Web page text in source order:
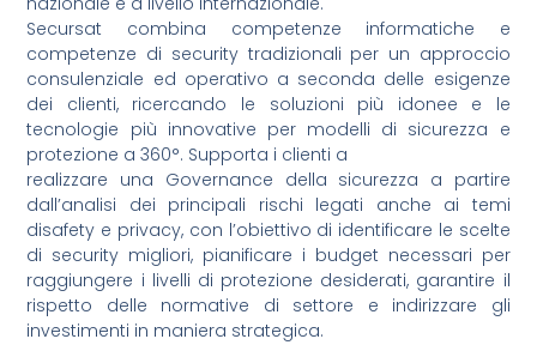
Secursat combina competenze informatiche e
competenze di security tradizionali per un approccio
consulenziale ed operativo a seconda delle esigenze
dei clienti, ricercando le soluzioni più idonee e le
tecnologie più innovative per modelli di sicurezza e
protezione a 360°. Supporta i clienti a
realizzare una Governance della sicurezza a partire
dall’analisi dei principali rischi legati anche ai temi
disafety e privacy, con l’obiettivo di identificare le scelte
di security migliori, pianificare i budget necessari per
raggiungere i livelli di protezione desiderati, garantire il
rispetto delle normative di settore e indirizzare gli
investimenti in maniera strategica.